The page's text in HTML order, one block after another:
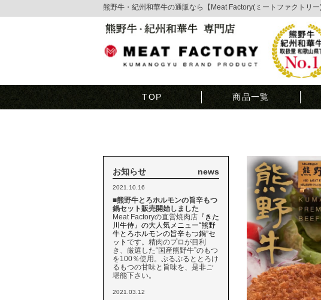
熊野牛・紀州和華牛の通販なら【Meat Factory(ミートファクトリー)
TOP 商品一覧
お知らせ news
2021.10.16
■熊野牛とろホルモンの旨辛もつ
鍋セット販売開始しました
Meat Factoryの直営焼肉店 『きた
川牛侍』の大人気メニュー“熊野
牛とろホルモンの旨辛もつ鍋”セ
ット です。精肉のプロが目利
き、厳選した“国産熊野牛”のもつ
を100％使用。ぷるぷるととろけ
るもつの甘味と旨味を、是非ご
堪能下さい。
2021.03.12